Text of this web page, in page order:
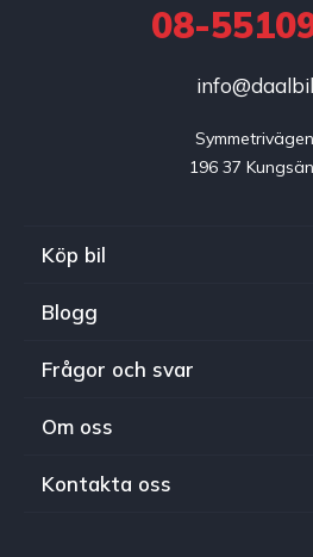
08-
196 37
Köp bil
Blogg
Frågor och svar
Om oss
Kontakta oss